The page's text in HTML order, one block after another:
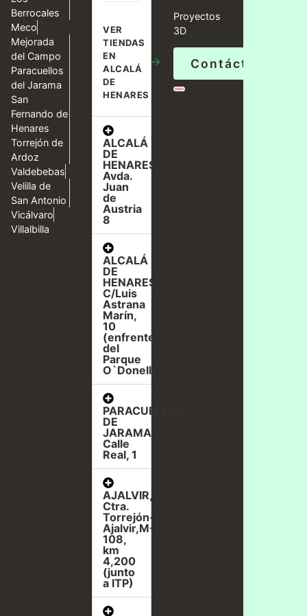
Berrocales
Meco
Mejorada
del Campo
Paracuellos
del Jarama
San
Fernando de
Henares
Torrejón de
Ardoz
Valdebebas
Velilla de
San Antonio
Vicálvaro
Villalbilla
VER
TIENDAS
EN
ALCALÁ
DE
HENARES
→
ALCALÁ
DE
HENARES,
Avda.
Juan
de
Austria
8
ALCALÁ
DE
HENARES,
C/Luis
Astrana
Marín,
10
(enfrente
del
Parque
O`Donell)
PARACUELLOS
DE
JARAMA,
Calle
Real, 1
AJALVIR,
Ctra.
Torrejón-
Ajalvir,M-
108,
km
4,200
(junto
a ITP)
Proyectos
3D
Contáctanos